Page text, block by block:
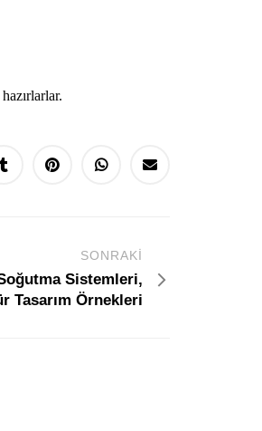
SONRAKI
Soğutma Sistemleri,
Tasarım Örnekleri